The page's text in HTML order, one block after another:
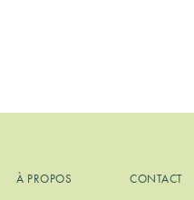
À PROPOS CONTACT